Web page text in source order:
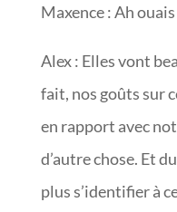
Maxence : Ah ouais
Alex : Elles vont
fait, nos goûts sur
en rapport avec
d’autre chose. Et
plus s’identifier à